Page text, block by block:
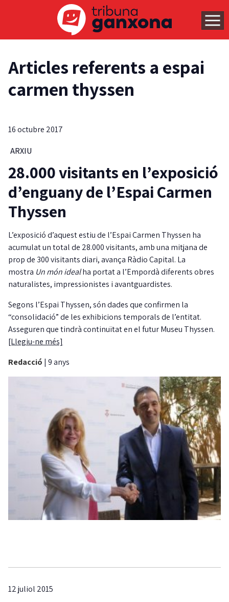
Articles referents a espai
carmen thyssen
16 octubre 2017
ARXIU
28.000 visitants en l’exposició
d’enguany de l’Espai Carmen
Thyssen
L’exposició d’aquest estiu de l’Espai Carmen Thyssen ha
acumulat un total de 28.000 visitants, amb una mitjana de
prop de 300 visitants diari, avança Ràdio Capital. La
mostra Un món idealha portat a l’Empordà diferents obres
naturalistes, impressionistes i avantguardistes.
Segons l’Espai Thyssen, són dades que confirmen la
“consolidació” de les exhibicions temporals de l’entitat.
Asseguren que tindrà continuïtat en el futur Museu Thyssen.
[Llegiu-ne més]
Redacció | 9 anys
12 juliol 2015